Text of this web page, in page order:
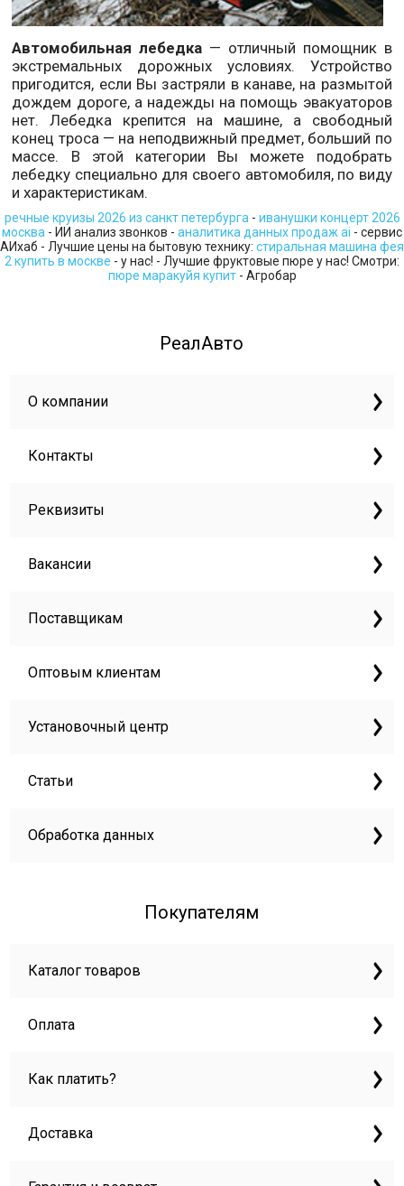
Автомобильная лебедка — отличный помощник в
экстремальных дорожных условиях. Устройство
пригодится, если Вы застряли в канаве, на размытой
дождем дороге, а надежды на помощь эвакуаторов
нет. Лебедка крепится на машине, а свободный
конец троса — на неподвижный предмет, больший по
массе. В этой категории Вы можете подобрать
лебедку специально для своего автомобиля, по виду
и характеристикам.
речные круизы 2026 из санкт петербурга- иванушки концерт 2026
москва - ИИ анализ звонков - аналитика данных продаж ai - сервис
АИхаб - Лучшие цены на бытовую технику: стиральная машина фея
2 купить в москве - у нас! - Лучшие фруктовые пюре у нас! Смотри:
пюре маракуйя купит- Агробар
РеалАвто
О компании
Контакты
Реквизиты
Вакансии
Поставщикам
Оптовым клиентам
Установочный центр
Статьи
Обработка данных
Покупателям
Каталог товаров
Оплата
Как платить?
Доставка